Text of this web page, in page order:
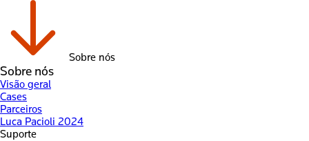
Sobre nós
Sobre nós
Visão geral
Cases
Parceiros
Luca Pacioli 2024
Suporte